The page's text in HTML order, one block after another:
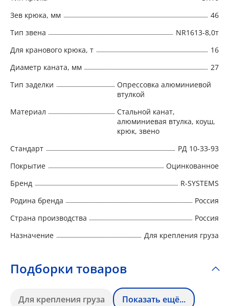
Зев крюка, мм
46
Тип звена
NR1613-8,0т
Для кранового крюка, т
16
Диаметр каната, мм
27
Тип заделки
Опрессовка алюминиевой
втулкой
Материал
Стальной канат,
алюминиевая втулка, коуш,
крюк, звено
Стандарт
РД 10-33-93
Покрытие
Оцинкованное
Бренд
R-SYSTEMS
Родина бренда
Россия
Страна производства
Россия
Назначение
Для крепления груза
Подборки товаров
Для крепления груза Показать ещё...